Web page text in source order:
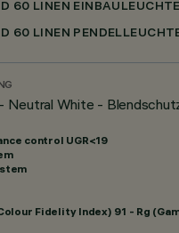
60 LINEN EINBAULEUCHTE
60 LINEN
White -
control UGR<19
Fidelity Index) 91 - Rg